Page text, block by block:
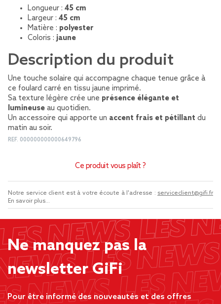
Longueur : 45 cm
Largeur : 45 cm
Matière : polyester
Coloris : jaune
Description du produit
Une touche solaire qui accompagne chaque tenue grâce à
ce foulard carré en tissu jaune imprimé.
Sa texture légère crée une présence élégante et
lumineuse au quotidien.
Un accessoire qui apporte un accent frais et pétillant du
matin au soir.
REF. 000000000000649796
Ce produit vous plaît ?
Notre service client est à votre écoute à l'adresse : serviceclient@gifi.fr
En savoir plus...
Ne manquez pas la
newsletter GiFi
Pour être informé des nouveautés et des offres